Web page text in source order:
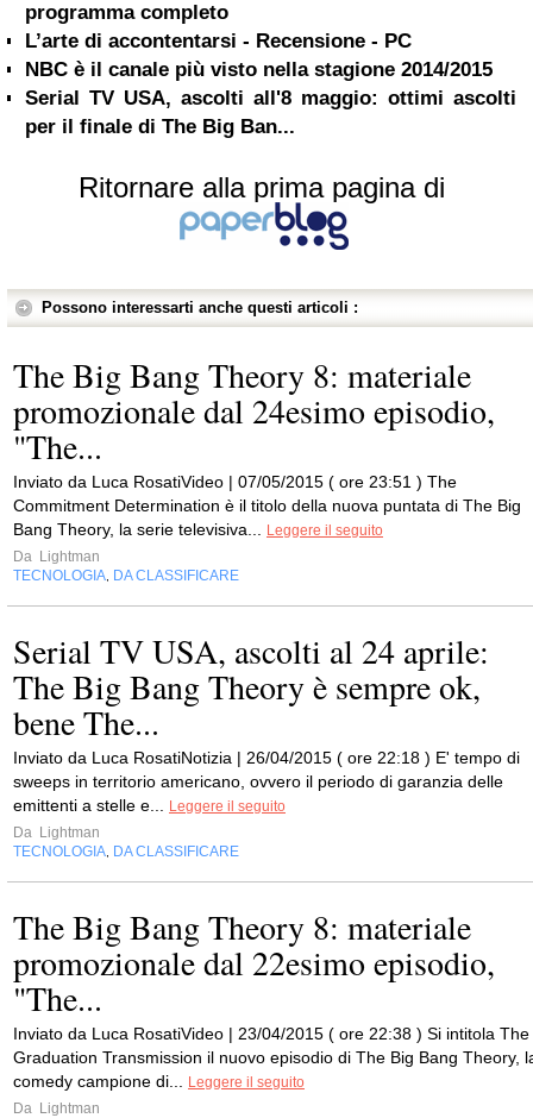
programma completo
L’arte di accontentarsi - Recensione - PC
NBC è il canale più visto nella stagione 2014/2015
Serial TV USA, ascolti all'8 maggio: ottimi ascolti
per il finale di The Big Ban...
Ritornare alla prima pagina di
Possono interessarti anche questi articoli :
The Big Bang Theory 8: materiale
promozionale dal 24esimo episodio,
"The...
Inviato da Luca RosatiVideo | 07/05/2015 ( ore 23:51 ) The
Commitment Determination è il titolo della nuova puntata di The Big
Bang Theory, la serie televisiva...
Leggere il seguito
Da Lightman
TECNOLOGIA DA CLASSIFICARE
Serial TV USA, ascolti al 24 aprile:
The Big Bang Theory è sempre ok,
bene The...
Inviato da Luca RosatiNotizia | 26/04/2015 ( ore 22:18 ) E' tempo di
sweeps in territorio americano, ovvero il periodo di garanzia delle
emittenti a stelle e...
Leggere il seguito
Da Lightman
TECNOLOGIA DA CLASSIFICARE
The Big Bang Theory 8: materiale
promozionale dal 22esimo episodio,
"The...
Inviato da Luca RosatiVideo | 23/04/2015 ( ore 22:38 ) Si intitola The
Graduation Transmission il nuovo episodio di The Big Bang Theory,
comedy campione di...
Leggere il seguito
Da Lightman